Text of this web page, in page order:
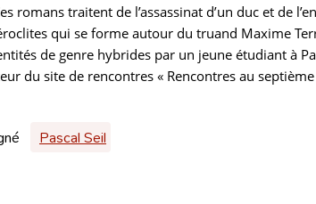
romans traitent de l’assassinat d’un duc et de
qui se forme autour du truand Maxime
de genre hybrides par un jeune étudiant à
du site de rencontres « Rencontres au septième
Pascal Seil